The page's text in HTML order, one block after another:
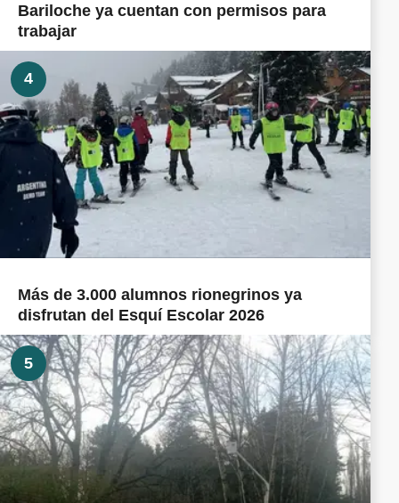
Bariloche ya cuentan con permisos para
trabajar
4
Más de 3.000 alumnos rionegrinos ya
disfrutan del Esquí Escolar 2026
5